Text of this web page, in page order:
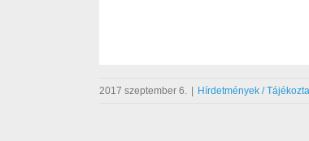
2017 szeptember 6. | Hírdetmények /